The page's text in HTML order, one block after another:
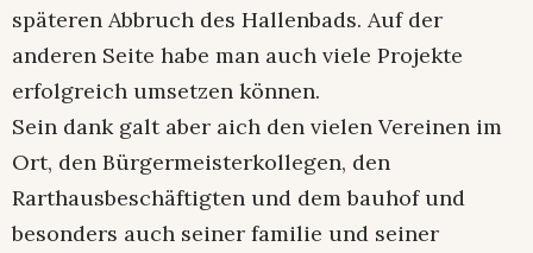
späteren Abbruch des Hallenbads. Auf der
anderen Seite habe man auch viele Projekte
erfolgreich umsetzen können.
Sein dank galt aber aich den vielen Vereinen im
Ort, den Bürgermeisterkollegen, den
Rarthausbeschäftigten und dem bauhof und
besonders auch seiner familie und seiner